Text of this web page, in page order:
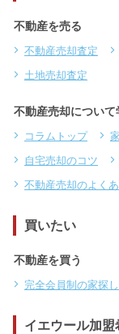
不動産を売る
不動産売却査定
土地売却査定
不動産売却について
コラムトップ
自宅売却のコツ
不動産売却のよく
買いたい
不動産を買う
完全会員制の家探
イエウール加